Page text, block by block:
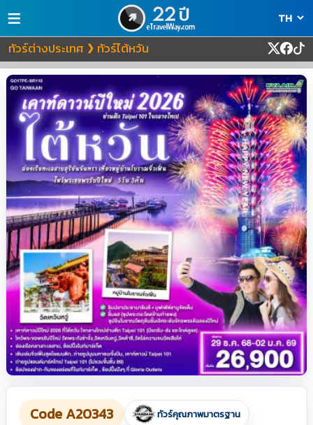
≡
ทัวร์ต่างประเทศ ❯ ทัวร์ไต้หวัน
Code A20343 ทัวร์คุณภาพมาตรฐาน